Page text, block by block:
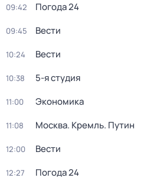
09:42 Погода 24
09:45 Вести
10:24 Вести
10:38 5-я студия
11:00 Экономика
11:08 Москва. Кремль. Путин
12:00 Вести
12:27 Погода 24